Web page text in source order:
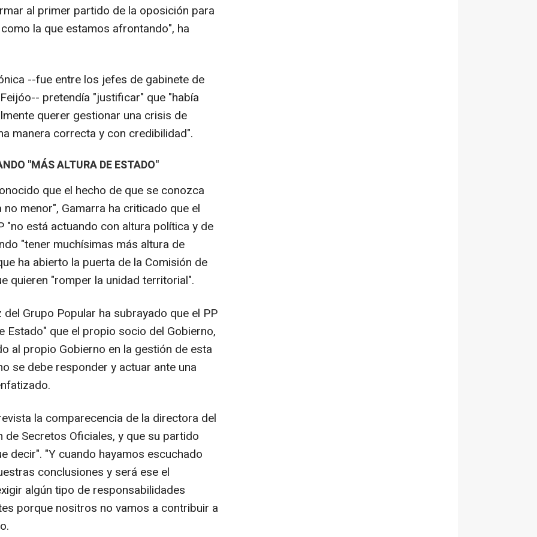
al primer partido de la oposición para
la que estamos afrontando", ha
--fue entre los jefes de gabinete de
pretendía "justificar" que "había
querer gestionar una crisis de
manera correcta y con credibilidad".
"MÁS ALTURA DE ESTADO"
que el hecho de que se conozca
menor", Gamarra ha criticado que el
"no está actuando con altura política y de
"tener muchísimas más altura de
ha abierto la puerta de la Comisión de
quieren "romper la unidad territorial".
Grupo Popular ha subrayado que el PP
que el propio socio del Gobierno,
al propio Gobierno en la gestión de esta
se debe responder y actuar ante una
la comparecencia de la directora del
de Secretos Oficiales, y que su partido
decir". "Y cuando hayamos escuchado
conclusiones y será ese el
algún tipo de responsabilidades
porque nositros no vamos a contribuir a